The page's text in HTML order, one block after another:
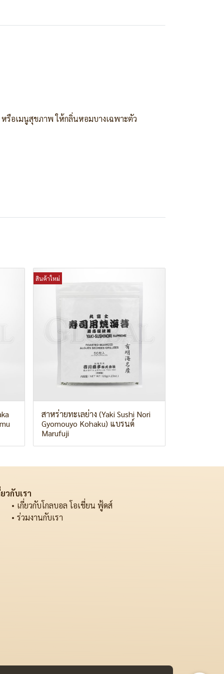
หรือเมนูสุขภาพ ให้กลิ่นหอมบางเฉพาะตัว
สินค้าใหม่
สาหร่ายทะเลย่าง (Yaki Sushi Nori
Gyomouyo Kohaku) แบรนด์
Marufuji
ยวกับเรา
เกี่ยวกับโกลบอล โอเชี่ยน ฟู้ดส์
ร่วมงานกับเรา